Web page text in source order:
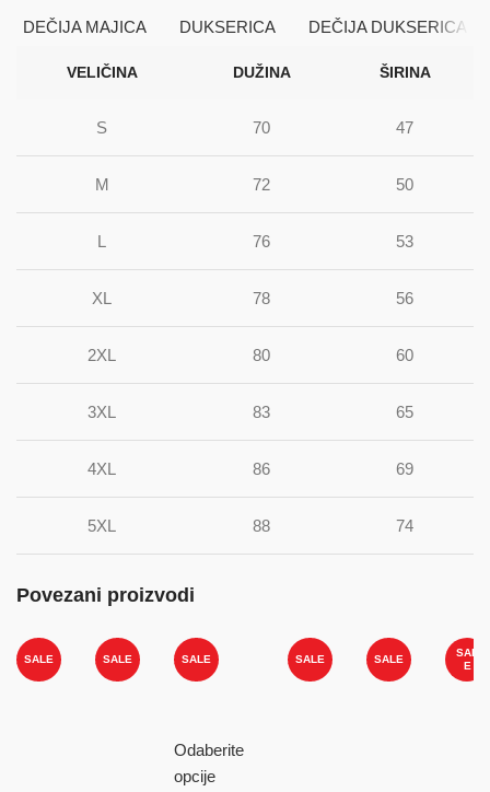
DEČIJA MAJICA DUKSERICA DEČIJA DUKSERICA
VELIČINA DUŽINA ŠIRINA
S 70 47
M 72 50
L 76 53
XL 78 56
2XL 80 60
3XL 83 65
4XL 86 69
5XL 88 74
Povezani proizvodi
SALE SALE SALE
Odaberite
opcije
SALE SALE
SAL
E